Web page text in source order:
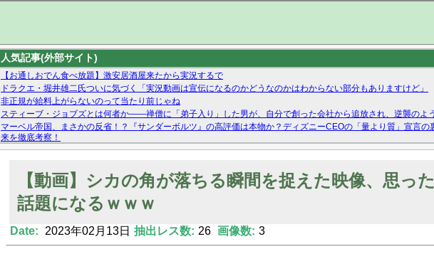
人気記事(外部サイト)
【お通しおでん食べ放題】激安居酒屋来たから実況するで
ドラクエ・堀井雄二氏ついに気づく「実況動画は宣伝になるのかどうなのかはわからない部分もありますけど」
非正規が給料上がらないのって当たり前じゃね
スティーブ・ジョブズとは何者か——禅僧に「弟子入り」した男が、自分で創った会社から追放され、逆襲のよ
マーベル帝国、まさかの反省！？『サンダーボルツ』の高評価は本物か？ディズニーCEOの「量より質」宣言
来を徹底考察！
【モー娘。石田亜佑美】ファーストテイク出演も新規獲得ならず？北川莉央が1位に
Powered by livedoor 相互RSS
【動画】シカの角が落ちる瞬間を捉えた映像、思っ
話題になるｗｗｗ
Date: 2023年02月13日 抽出レス数: 26 画像数: 3